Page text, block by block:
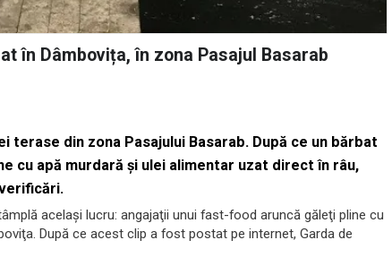
în Dâmbovița, în zona Pasajul Basarab
terase din zona Pasajului Basarab. După ce un bărbat
cu apă murdară şi ulei alimentar uzat direct în râu,
acelaşi lucru: angajaţii unui fast-food aruncă găleţi pline cu
După ce acest clip a fost postat pe internet, Garda de